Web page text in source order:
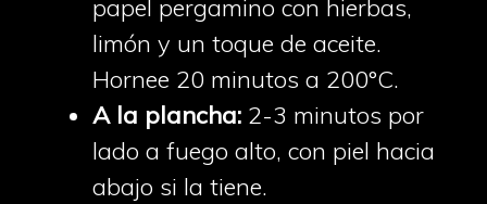
papel pergamino con hierbas,
limón y un toque de aceite.
Hornee 20 minutos a 200°C.
A la plancha: 2-3 minutos por
lado a fuego alto, con piel hacia
abajo si la tiene.